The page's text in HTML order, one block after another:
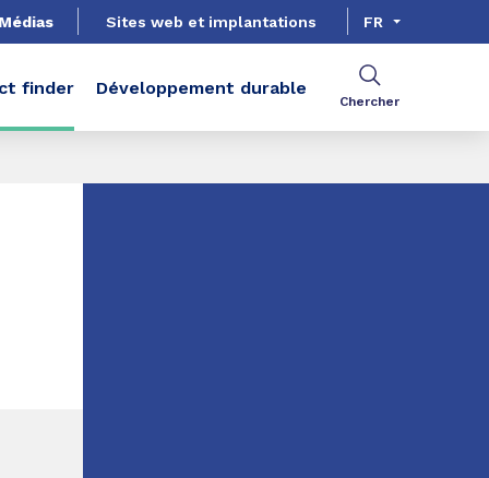
Médias Sites web et implantations FR
finder Développement durable
Chercher